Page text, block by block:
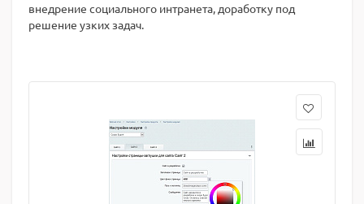
внедрение социального интранета, доработку под
решение узких задач.